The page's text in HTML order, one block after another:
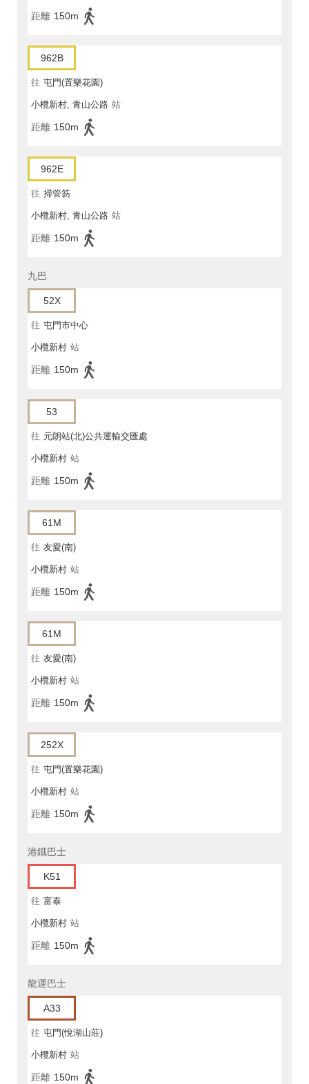
距離 150m
962B
往 屯門(置樂花園)
小欖新村, 青山公路 站
距離 150m
962E
往 掃管笏
小欖新村, 青山公路 站
距離 150m
九巴
52X
往 屯門市中心
小欖新村 站
距離 150m
53
往 元朗站(北)公共運輸交匯處
小欖新村 站
距離 150m
61M
往 友愛(南)
小欖新村 站
距離 150m
61M
往 友愛(南)
小欖新村 站
距離 150m
252X
往 屯門(置樂花園)
小欖新村 站
距離 150m
港鐵巴士
K51
往 富泰
小欖新村 站
距離 150m
龍運巴士
A33
往 屯門(悅湖山莊)
小欖新村 站
距離 150m